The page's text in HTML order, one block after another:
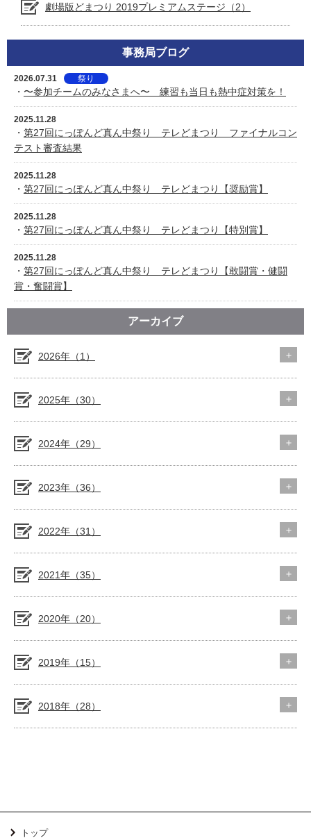
劇場版どまつり 2019プレミアムステージ（2）
事務局ブログ
2026.07.31 祭り
・ 〜参加チームのみなさまへ〜 練習も当日も熱中症対策を！
2025.11.28
・ 第27回にっぽんど真ん中祭り テレどまつり ファイナルコン
テスト審査結果
2025.11.28
・ 第27回にっぽんど真ん中祭り テレどまつり【奨励賞】
2025.11.28
・ 第27回にっぽんど真ん中祭り テレどまつり【特別賞】
2025.11.28
・ 第27回にっぽんど真ん中祭り テレどまつり【敢闘賞・健闘
賞・奮闘賞】
アーカイブ
2026年（1）
2025年（30）
2024年（29）
2023年（36）
2022年（31）
2021年（35）
2020年（20）
2019年（15）
2018年（28）
トップ